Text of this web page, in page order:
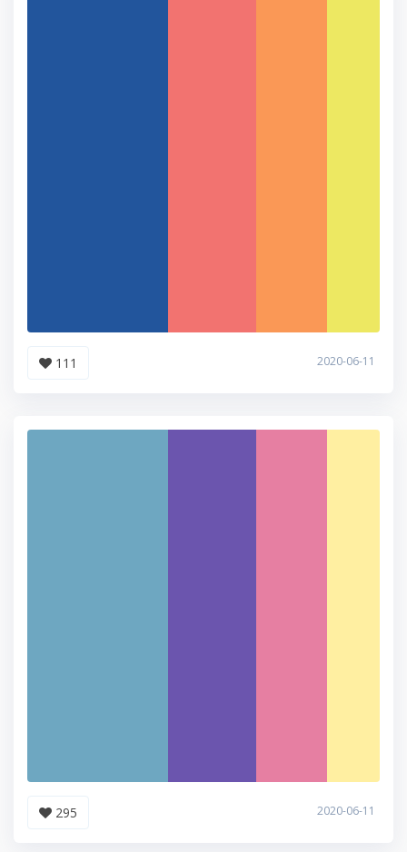
111 2020-06-11
295 2020-06-11